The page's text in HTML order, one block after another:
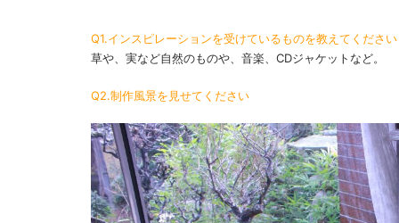
Q1.インスピレーションを受けているものを教えてください
草や、実など自然のものや、音楽、CDジャケットなど。
Q2.制作風景を見せてください